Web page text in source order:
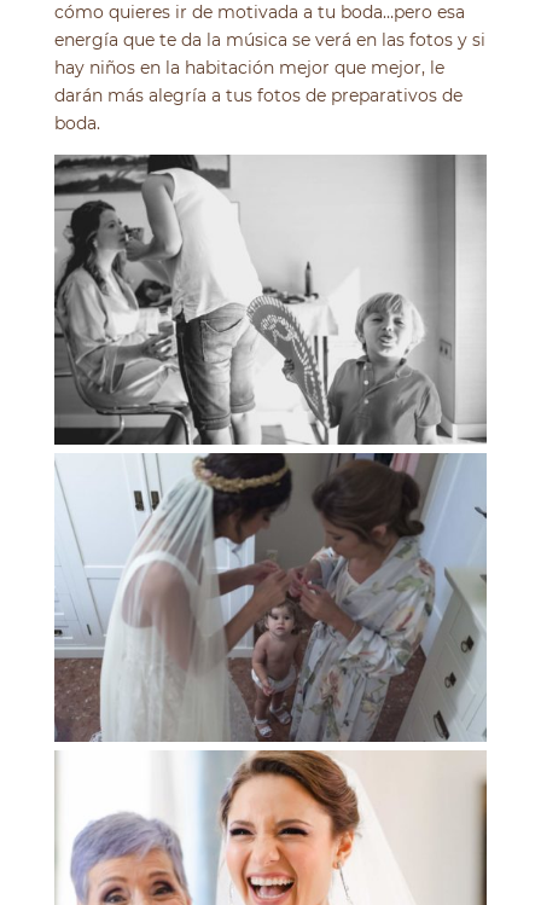
cómo quieres ir de motivada a tu boda…pero esa
energía que te da la música se verá en las fotos y si
hay niños en la habitación mejor que mejor, le
darán más alegría a tus fotos de preparativos de
boda.